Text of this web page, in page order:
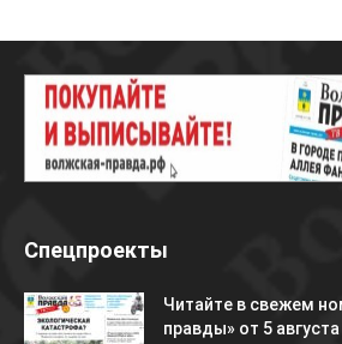
Спецпроекты
Читайте в свежем
правды» от 5